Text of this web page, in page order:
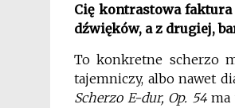
Cię kontrastowa
dźwięków, a z drugiej,
To konkretne scherzo
tajemniczy, albo nawet
Scherzo E-dur, Op. 54ma